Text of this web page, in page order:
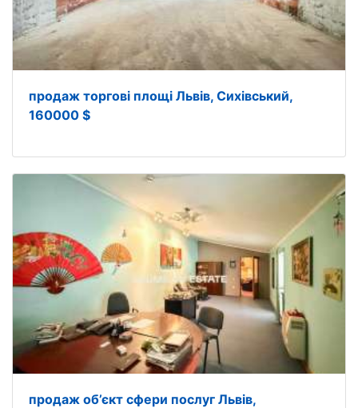
продаж торгові площі Львів, Сихівський,
160000 $
продаж об’єкт сфери послуг Львів,